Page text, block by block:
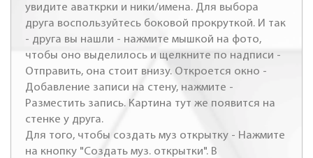
увидите аваткрки и ники/имена. Для выбора
друга воспользуйтесь боковой прокруткой. И так
- друга вы нашли - нажмите мышкой на фото,
чтобы оно выделилось и щелкните по надписи -
Отправить, она стоит внизу. Откроется окно -
Добавление записи на стену, нажмите -
Разместить запись. Картина тут же появится на
стенке у друга.
Для того, чтобы создать муз открытку - Нажмите
на кнопку "Создать муз. открытки". В